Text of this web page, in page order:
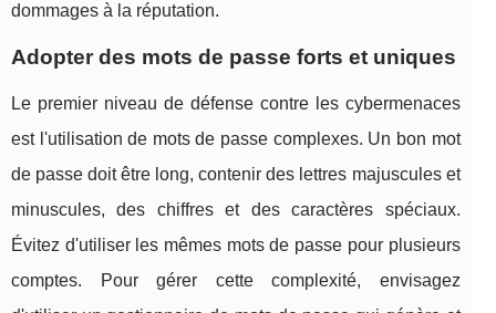
dommages à la réputation.
Adopter des mots de passe forts et uniques
Le premier niveau de défense contre les cybermenaces
est l'utilisation de mots de passe complexes. Un bon mot
de passe doit être long, contenir des lettres majuscules et
minuscules, des chiffres et des caractères spéciaux.
Évitez d'utiliser les mêmes mots de passe pour plusieurs
comptes. Pour gérer cette complexité, envisagez